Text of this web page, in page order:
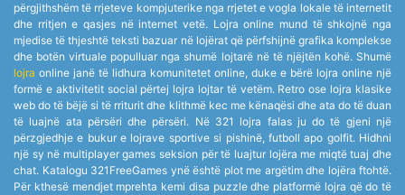
përgjithshëm të rrjeteve kompjuterike nga rrjetet e vogla lokale të internetit
dhe rritjen e qasjes në internet vetë. Lojra online mund të shkojnë nga
mjedise të thjeshtë teksti bazuar në lojërat që përfshijnë grafika komplekse
dhe botën virtuale populluar nga shumë lojtarë në të njëjtën kohë. Shumë
lojra online janë të lidhura komunitetet online, duke e bërë lojra online një
formë e aktivitetit social përtej lojra lojtar të vetëm. Retro ose lojra klasike
web do të bëjë si të rriturit dhe klithmë kec me kënaqësi dhe ata do të duan
të luajnë ata përsëri dhe përsëri. Në 321 lojra falas ju do të gjeni një
përzgjedhje e bukur e lojrave sportive si pishinë, futboll apo golfit. Hidhni
një sy në multiplayer games seksion për të luajtur lojëra me miqtë tuaj dhe
chat. Katalogu 321FreeGames ynë është plot me argëtim dhe lojëra ftohtë.
Për kthesë mendjet mprehta kemi disa puzzle dhe platformë lojra që do të